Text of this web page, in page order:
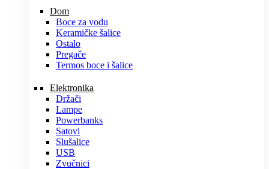
Dom
Boce za vodu
Keramičke šalice
Ostalo
Pregače
Termos boce i šalice
Elektronika
Držači
Lampe
Powerbanks
Satovi
Slušalice
USB
Zvučnici